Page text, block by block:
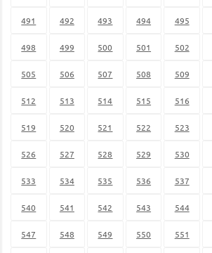
491 492 493 494 495
498 499 500 501 502
505 506 507 508 509
512 513 514 515 516
519 520 521 522 523
526 527 528 529 530
533 534 535 536 537
540 541 542 543 544
547 548 549 550 551